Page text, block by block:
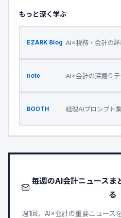
もっと深く学ぶ
EZARK Blog AI×税務・会計の詳
note AI×会計の深掘りテ
BOOTH 経理AIプロンプト
毎週のAI会計ニュースま
る
週1回、AI×会計の重要ニュース